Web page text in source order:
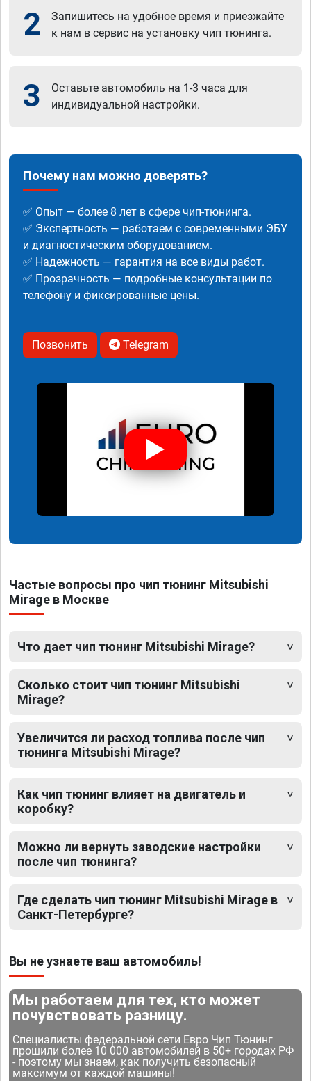
2
Запишитесь на удобное время и приезжайте
к нам в сервис на установку чип тюнинга.
3
Оставьте автомобиль на 1-3 часа для
индивидуальной настройки.
Почему нам можно доверять?
✅ Опыт — более 8 лет в сфере чип-тюнинга.
✅ Экспертность — работаем с современными ЭБУ
и диагностическим оборудованием.
✅ Надежность — гарантия на все виды работ.
✅ Прозрачность — подробные консультации по
телефону и фиксированные цены.
Позвонить Telegram
Частые вопросы про чип тюнинг Mitsubishi
Mirage в Москве
Что дает чип тюнинг Mitsubishi Mirage?
Сколько стоит чип тюнинг Mitsubishi
Mirage?
Увеличится ли расход топлива после чип
тюнинга Mitsubishi Mirage?
Как чип тюнинг влияет на двигатель и
коробку?
Можно ли вернуть заводские настройки
после чип тюнинга?
Где сделать чип тюнинг Mitsubishi Mirage в
Санкт-Петербурге?
Вы не узнаете ваш автомобиль!
Мы работаем для тех, кто может
почувствовать разницу.
Специалисты федеральной сети Евро Чип Тюнинг
прошили более 10 000 автомобилей в 50+ городах РФ
- поэтому мы знаем, как получить безопасный
максимум от каждой машины!